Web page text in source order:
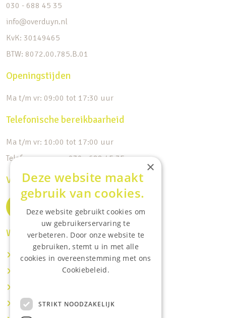
030 - 688 45 35
info@overduyn.nl
KvK: 30149465
BTW: 8072.00.785.B.01
Openingstijden
Ma t/m vr: 09:00 tot 17:30 uur
Telefonische bereikbaarheid
Ma t/m vr: 10:00 tot 17:00 uur
Telefoonnummer: 030 - 688 45 35
Volg ons op de socials
Waar wij o.a actief zijn:
Makelaar IJsselstein
Makelaar Utrecht
Makelaar Houten
×
Deze website maakt
gebruik van cookies.
Deze website gebruikt cookies om
uw gebruikerservaring te
verbeteren. Door onze website te
gebruiken, stemt u in met alle
cookies in overeenstemming met ons
Cookiebeleid.
STRIKT NOODZAKELIJK